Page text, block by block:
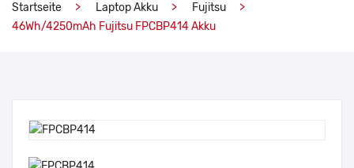
Startseite Laptop Akku
Fujitsu
46Wh/4250mAh Fujitsu FPCBP414 Akku